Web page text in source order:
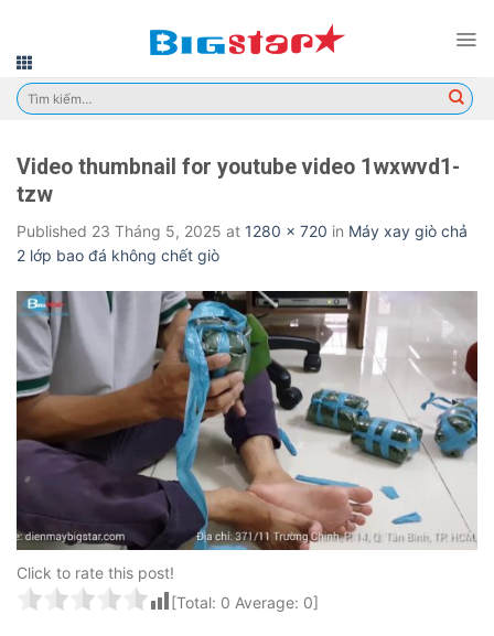
content
Tìm
kiếm:
Video thumbnail for youtube video 1wxwvd1-
tzw
Published 23 Tháng 5, 2025 at 1280 × 720 in Máy xay giò chả
2 lớp bao đá không chết giò
Click to rate this post!
[Total: 0 Average: 0]